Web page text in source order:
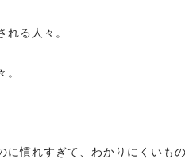
れる人々。
。
に慣れすぎて、わかりにくいも